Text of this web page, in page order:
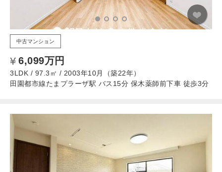
中古マンション
6,099万円
3LDK / 97.3㎡ / 2003年10月（築22年）
田園都市線たまプラーザ駅 バス15分 保木薬師前下車 徒歩3分